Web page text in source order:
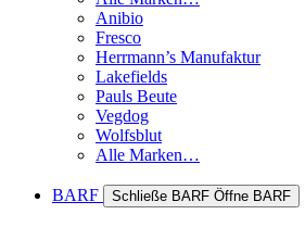
Anibio
Fresco
Herrmann’s Manufaktur
Lakefields
Pauls Beute
Vegdog
Wolfsblut
Alle Marken…
BARF Schließe BARF Öffne BARF